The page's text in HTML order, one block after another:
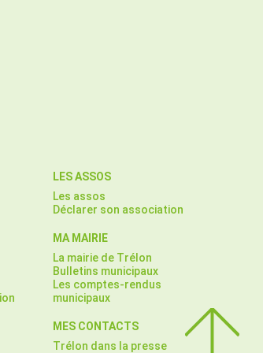
LES ASSOS
Les assos
Déclarer son association
MA MAIRIE
La mairie de Trélon
Bulletins municipaux
Les comptes-rendus
municipaux
MES CONTACTS
Trélon dans la presse